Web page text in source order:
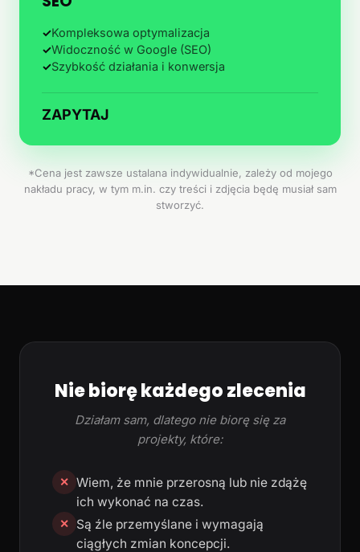
✓Kompleksowa optymalizacja
✓Widoczność w Google (SEO)
✓Szybkość działania i konwersja
ZAPYTAJ
*Cena jest zawsze ustalana indywidualnie, zależy od mojego
nakładu pracy, w tym m.in. czy treści i zdjęcia będę musiał sam
stworzyć.
Nie biorę każdego zlecenia
Działam sam, dlatego nie biorę się za
projekty, które:
✕ Wiem, że mnie przerosną lub nie zdążę
ich wykonać na czas.
✕
Są źle przemyślane i wymagają
ciągłych zmian koncepcji.